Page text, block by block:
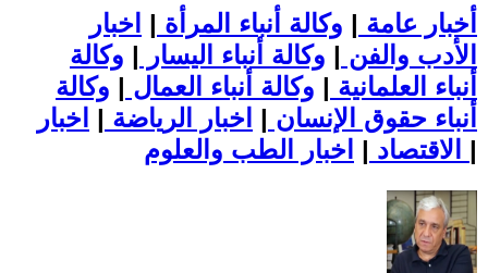
أخبار عامة | وكالة أنباء المرأة | اخبار
الأدب والفن | وكالة أنباء اليسار | وكالة
أنباء العلمانية | وكالة أنباء العمال | وكالة
أنباء حقوق الإنسان | اخبار الرياضة | اخبار
الاقتصاد | |